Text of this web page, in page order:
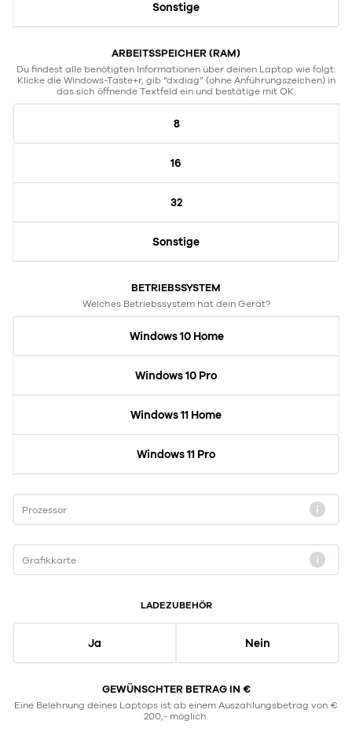
Sonstige
ARBEITSSPEICHER (RAM)
Du findest alle benötigten Informationen über deinen Laptop wie folgt:
Klicke die Windows-Taste+r, gib “dxdiag” (ohne Anführungszeichen) in
das sich öffnende Textfeld ein und bestätige mit OK.
8
16
32
Sonstige
BETRIEBSSYSTEM
Welches Betriebssystem hat dein Gerät?
Windows 10 Home
Windows 10 Pro
Windows 11 Home
Windows 11 Pro
Prozessor
Grafikkarte
LADEZUBEHÖR
Ja Nein
GEWÜNSCHTER BETRAG IN €
Eine Belehnung deines Laptops ist ab einem Auszahlungsbetrag von €
200,- möglich.